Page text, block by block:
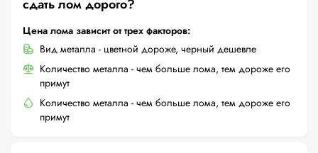
сдать лом дорого?
Цена лома зависит от трех факторов:
Вид металла - цветной дороже, черный дешевле
Количество металла - чем больше лома, тем дороже его
примут
Количество металла - чем больше лома, тем дороже его
примут